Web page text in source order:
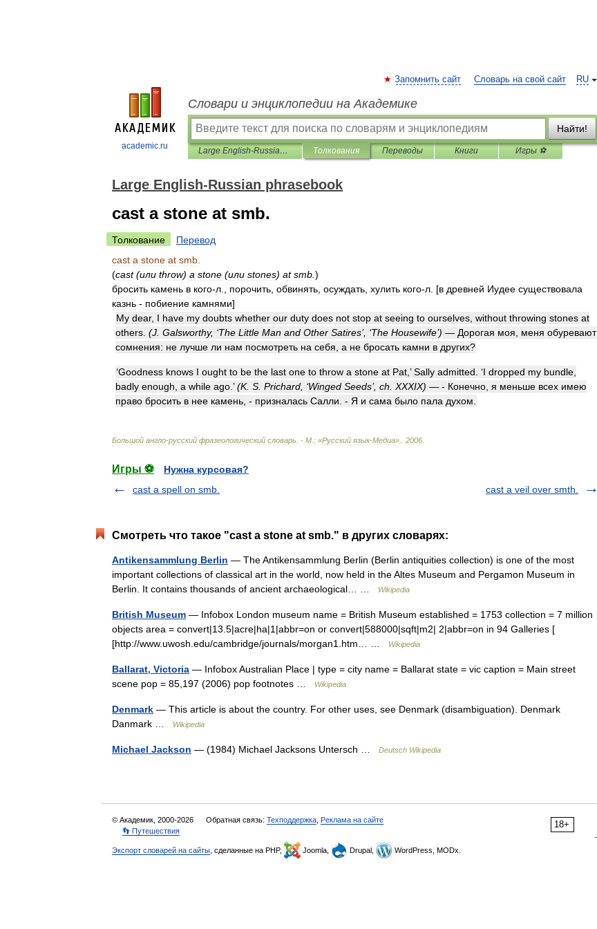
academic.ru
RU
Запомнить сайт Словарь на свой сайт
Словари и энциклопедии на Академике
Найти!
Large English-Russian phrasebook Толкования Переводы Книги Игры ⚽
Large English-Russian phrasebook
cast a stone at smb.
Толкование
Перевод
cast a stone at smb
(cast(или throw) a stone (или stones) at smb )
бросить камень в кого-л порочить обвинять осуждать хулить кого-л . [в древней Иудее существовала
казнь - побиение камнями]
My dear, I have my doubts whether our duty does not stop at seeing to ourselves without throwing stones at
others (J Galsworthy, ‘The Little Man and Other Satires’, ‘The Housewife’) — Дорогая моя меня обуревают
сомнения: не лучше ли нам посмотреть на себя а не бросать камни в других?
‘Goodness knows I ought to be the last one to throw a stone at Pat ,’Sally admitted . ‘I dropped my bundle
badly enough a while ago .’(K. S Prichard , ‘Winged Seeds’, ch XXXIX) — - Конечно я меньше всех имею
право бросить в нее камень , - призналась Салли . - Я и сама было пала духом
Большой англо-русский фразеологический словарь . - М : «Русский язык-Медиа». 2006
Игры ⚽
Нужна курсовая?
cast a spell on smb.
cast a veil over smth.
Смотреть что такое "cast a stone at smb." в других словарях:
Antikensammlung Berlin — The Antikensammlung Berlin (Berlin antiquities collection) is one of the most
important collections of classical art in the world, now held in the Altes Museum and Pergamon Museum in
Berlin. It contains thousands of ancient archaeological… …
Wikipedia
British Museum — Infobox London museum name = British Museum established = 1753 collection = 7 million
objects area = convert|13.5|acre|ha|1|abbr=on or convert|588000|sqft|m2| 2|abbr=on in 94 Galleries [
[http://www.uwosh.edu/cambridge/journals/morgan1.htm… …
Wikipedia
Ballarat, Victoria — Infobox Australian Place | type = city name = Ballarat state = vic caption = Main street
scene pop = 85,197 (2006) pop footnotes …
Wikipedia
Denmark — This article is about the country. For other uses, see Denmark (disambiguation). Denmark
Danmark …
Wikipedia
Michael Jackson — (1984) Michael Jacksons Untersch … Deutsch Wikipedia
18+
© Академик, 2000-2026 Обратная связь: Техподдержка Реклама на сайте
👣 Путешествия
Экспорт словарей на сайты , сделанные на PHP, Joomla, Drupal, WordPress, MODx.